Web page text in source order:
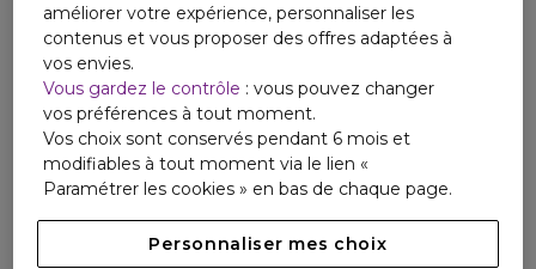
améliorer votre expérience, personnaliser les
contenus et vous proposer des offres adaptées à
vos envies.
Vous gardez le contrôle : vous pouvez changer
vos préférences à tout moment.
Vos choix sont conservés pendant 6 mois et
modifiables à tout moment via le lien «
Paramétrer les cookies » en bas de chaque page.
Personnaliser mes choix